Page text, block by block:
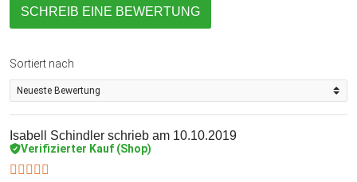
SCHREIB EINE BEWERTUNG
Sortiert nach
Isabell Schindler schrieb am 10.10.2019
Verifizierter Kauf (Shop)